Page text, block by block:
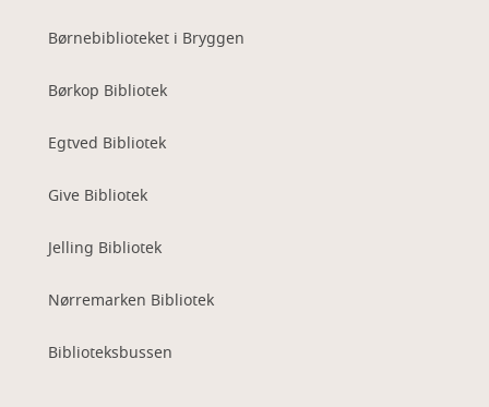
Børnebiblioteket i Bryggen
Børkop Bibliotek
Egtved Bibliotek
Give Bibliotek
Jelling Bibliotek
Nørremarken Bibliotek
Biblioteksbussen